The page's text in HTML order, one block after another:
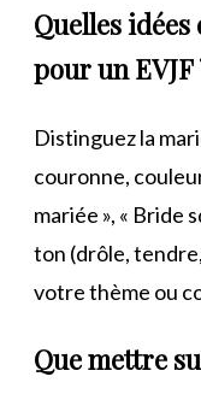
Quelles
pour un EVJF
Distinguez la
couronne,
mariée », « Bride
ton (drôle,
votre thème ou
Que mettre